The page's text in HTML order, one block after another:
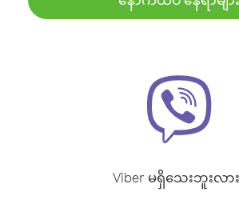
Viber မရှိသေးဘူးလား